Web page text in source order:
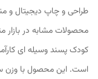
طراحی و چاپ دیجیتال و
محصولات مشابه در بازار
کودک پسند وسیله ای